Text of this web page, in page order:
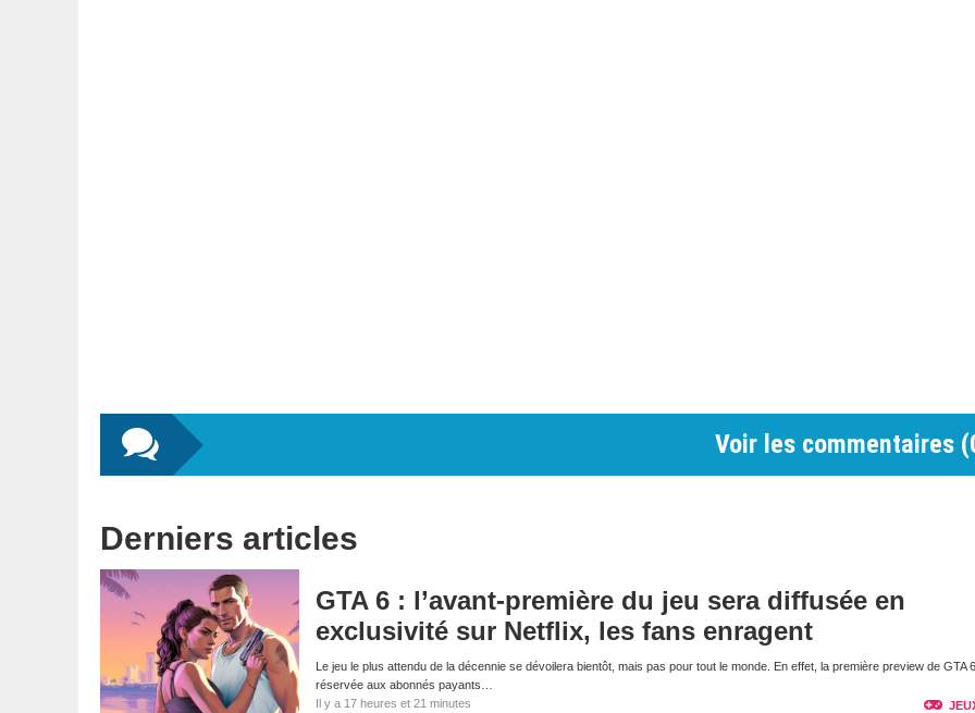
Voir les commentaires (
Derniers articles
GTA 6 : l’avant-première du jeu sera diffusée en
exclusivité sur Netflix, les fans enragent
Le jeu le plus attendu de la décennie se dévoilera bientôt, mais pas pour tout le monde. En effet, la première preview de GTA
réservée aux abonnés payants…
Il y a 17 heures et 21 minutes